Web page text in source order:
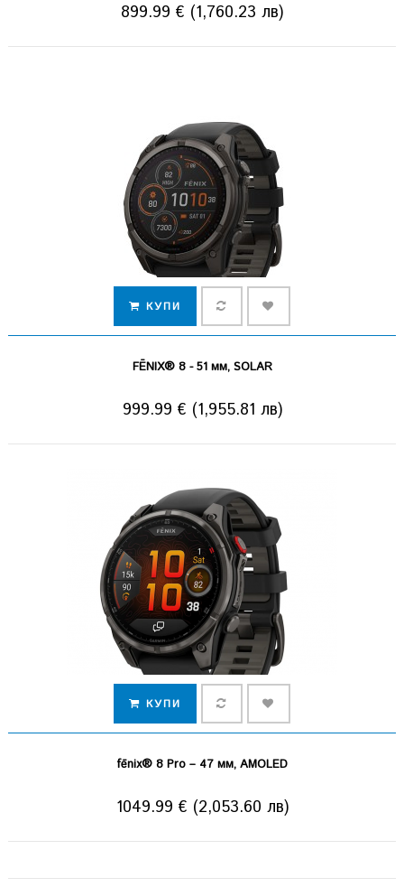
899.99 € (1,760.23 лв)
КУПИ
FĒNIX® 8 - 51 мм, SOLAR
999.99 € (1,955.81 лв)
КУПИ
fēnix® 8 Pro – 47 мм, AMOLED
1049.99 € (2,053.60 лв)